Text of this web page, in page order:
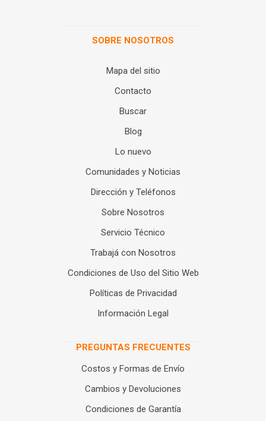
SOBRE NOSOTROS
Mapa del sitio
Contacto
Buscar
Blog
Lo nuevo
Comunidades y Noticias
Dirección y Teléfonos
Sobre Nosotros
Servicio Técnico
Trabajá con Nosotros
Condiciones de Uso del Sitio Web
Políticas de Privacidad
Información Legal
PREGUNTAS FRECUENTES
Costos y Formas de Envío
Cambios y Devoluciones
Condiciones de Garantía